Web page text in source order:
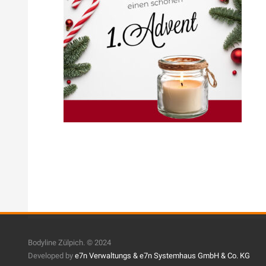
Bodyline Zülpich. © 2024
Developed by e7n Verwaltungs & e7n Systemhaus GmbH & Co. KG